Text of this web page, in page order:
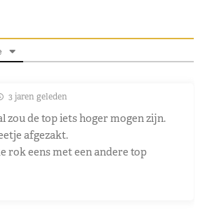
3 jaren geleden
zou de top iets hoger mogen zijn.
afgezakt.
rok eens met een andere top